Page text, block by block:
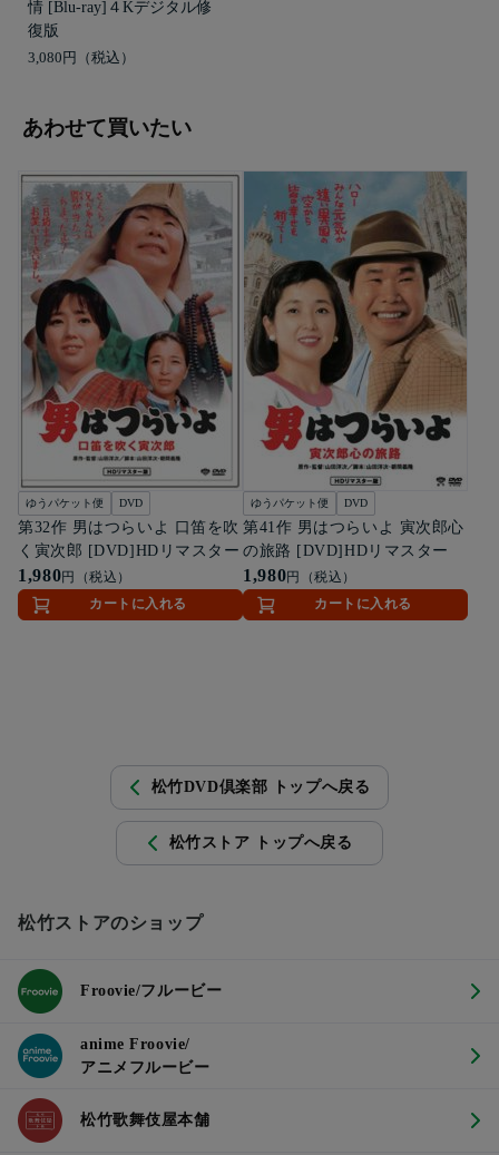
情 [Blu-ray]４Kデジタル修
復版
3,080円
あわせて買いたい
ゆうパケット便 DVD
第32作 男はつらいよ 口笛を吹
く寅次郎 [DVD]HDリマスター
1,980円（税込）
カートに入れる
ゆうパケット便 DVD
第41作 男はつらいよ 寅次郎心
の旅路 [DVD]HDリマスター
1,980円（税込）
カートに入れる
松竹DVD倶楽部 トップへ戻る
松竹ストア トップへ戻る
松竹ストアのショップ
Froovie/フルービー
anime Froovie/
アニメフルービー
松竹歌舞伎屋本舗